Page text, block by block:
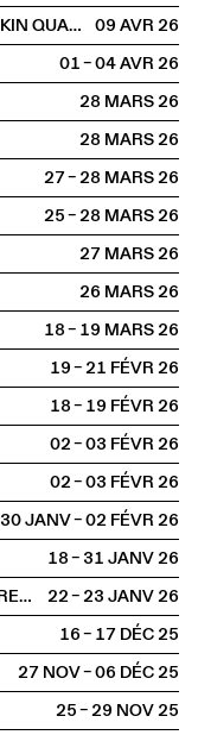
BILLIE BIRD & ODD BEHOLDER + NOLA KIN QUARTET
09 AVR2026
01 – 04 AVR2026
28 MARS2026
28 MARS2026
27 – 28 MARS2026
25 – 28 MARS2026
27 MARS2026
26 MARS2026
18 – 19 MARS2026
19 – 21 FÉVR2026
18 – 19 FÉVR2026
02 – 03 FÉVR2026
02 – 03 FÉVR2026
30 JANV – 02 FÉVR2026
18 – 31 JANV2026
NASTASSJA TANNER ET GRÉGOIRE STRECKER
22 – 23 JANV2026
16 – 17 DÉC2025
27 NOV – 06 DÉC2025
25 – 29 NOV2025